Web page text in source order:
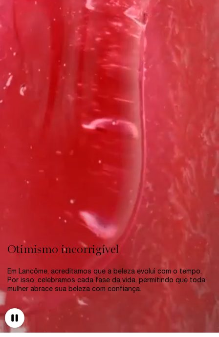
Otimismo incorrigível
Em Lancôme, acreditamos que a beleza evolui com o tempo.
Por isso, celebramos cada fase da vida, permitindo que toda
mulher abrace sua beleza com confiança.